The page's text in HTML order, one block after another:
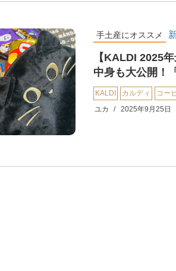
手土産にオススメ
【KALDI 2025
中身も大公開！
KALDI カルディ コー
ユカ
2025年9月25日